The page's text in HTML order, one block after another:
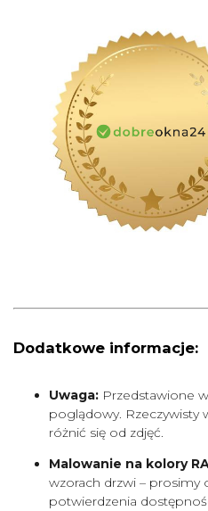
Dodatkowe informacje:
Uwaga: Przedstawione
poglądowy. Rzeczywisty
różnić się od zdjęć.
Malowanie na kolory
wzorach drzwi – prosimy
potwierdzenia